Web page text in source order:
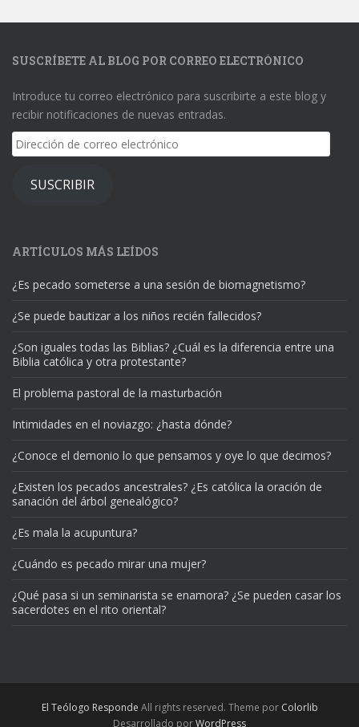
SUSCRÍBETE AL BLOG POR CORREO ELECTRÓNICO
Introduce tu correo electrónico para suscribirte a este blog y
recibir notificaciones de nuevas entradas.
Dirección
de
correo
SUSCRIBIR
ARTÍCULOS MÁS LEÍDOS
¿Es pecado someterse a una sesión de biomagnetismo?
¿Se puede bautizar a los niños recién fallecidos?
¿Son iguales todas las Biblias? ¿Cuál es la diferencia entre una
Biblia católica y otra protestante?
El problema pastoral de la masturbación
Intimidades en el noviazgo: ¿hasta dónde?
¿Conoce el demonio lo que pensamos y oye lo que decimos?
¿Existen los pecados ancestrales? ¿Es católica la oración de
sanación del árbol genealógico?
¿Es mala la acupuntura?
¿Cuándo es pecado mirar una mujer?
¿Qué pasa si un seminarista se enamora? ¿Se pueden casar los
sacerdotes en el rito oriental?
El Teólogo Responde All rights reserved. Theme por Colorlib
Desarrollado porWordPress